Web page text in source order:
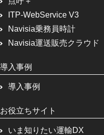
ITP-WebService V3
Navisia乗務員時計
Navisia運送販売クラウド
導入事例
導入事例
お役立ちサイト
いま知りたい運輸DX